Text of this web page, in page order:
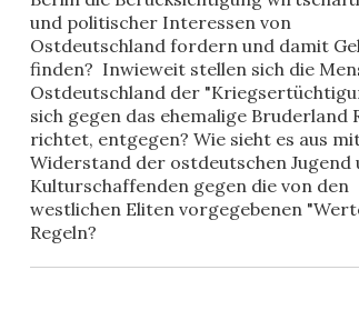
und politischer Interessen von
Ostdeutschland fordern und damit
finden? Inwieweit stellen sich die
Ostdeutschland der
sich gegen das ehemalige Bruderland
richtet, entgegen? Wie sieht es aus
Widerstand der ostdeutschen Jugend
Kulturschaffenden gegen die von den
westlichen Eliten vorgegebenen
Regeln?